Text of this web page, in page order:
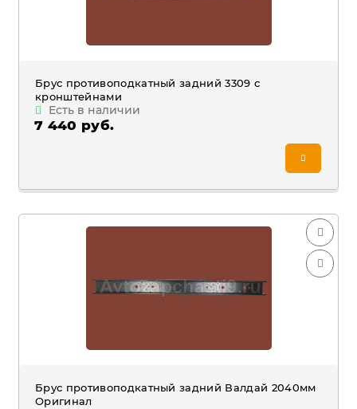
Брус противоподкатный задний 3309 с
кронштейнами
Есть в наличии
7 440 руб.
Брус противоподкатный задний Валдай 2040мм
Оригинал